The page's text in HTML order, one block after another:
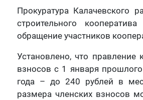
Прокуратура Калачевского
строительного
обращение участников
Установлено, что правление
взносов с 1 января
года – до 240 рублей в
размера членских взносов